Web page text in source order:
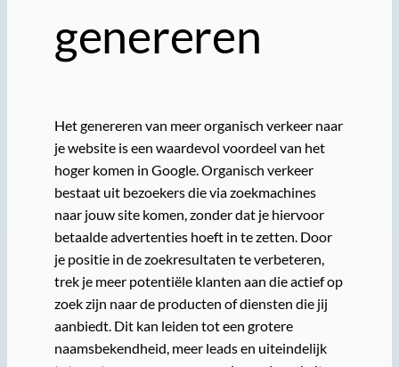
genereren
Het genereren van meer organisch verkeer naar
je website is een waardevol voordeel van het
hoger komen in Google. Organisch verkeer
bestaat uit bezoekers die via zoekmachines
naar jouw site komen, zonder dat je hiervoor
betaalde advertenties hoeft in te zetten. Door
je positie in de zoekresultaten te verbeteren,
trek je meer potentiële klanten aan die actief op
zoek zijn naar de producten of diensten die jij
aanbiedt. Dit kan leiden tot een grotere
naamsbekendheid, meer leads en uiteindelijk